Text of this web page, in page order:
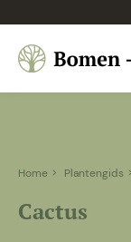
Home Plantengids
Cactus